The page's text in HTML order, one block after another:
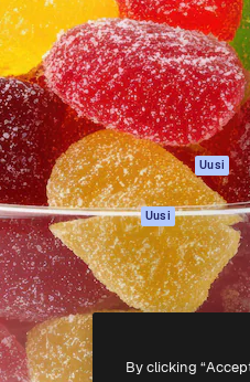
Tekoälyllä toimiva
videogeneraattori
Tekoälyllä toimiva
äänigeneraattori
Kuvapankkisisältö
MCP
Claudelle ja
ChatGPT:lle
Uusi
Agentit Uusi
API
Mobiilisovellus
Kaikki Magnific-
työkalut
By clicking